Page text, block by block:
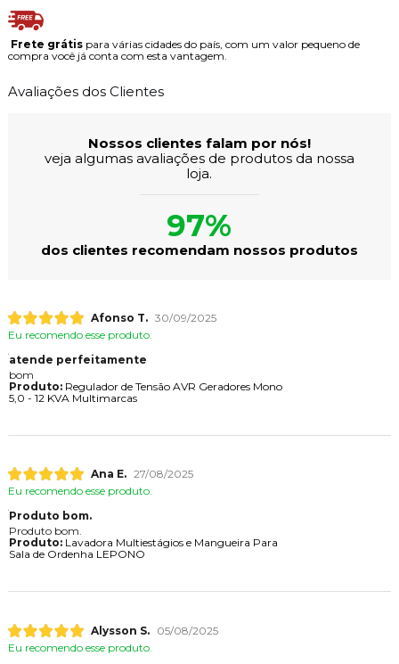
Frete grátispara várias cidades do país, com um valor pequeno de
compra você já conta com esta vantagem.
Avaliações dos Clientes
Nossos clientes falam por nós!
veja algumas avaliações de produtos da nossa
loja.
97%
dos clientes recomendam nossos produtos
Afonso T. 30/09/2025
Eu recomendo esse produto.
atende perfeitamente
bom
Produto:Regulador de Tensão AVR Geradores Mono
5,0 - 12 KVA Multimarcas
Ana E. 27/08/2025
Eu recomendo esse produto.
Produto bom.
Produto bom.
Produto:Lavadora Multiestágios e Mangueira Para
Sala de Ordenha LEPONO
Alysson S.
05/08/2025
Eu recomendo esse produto.